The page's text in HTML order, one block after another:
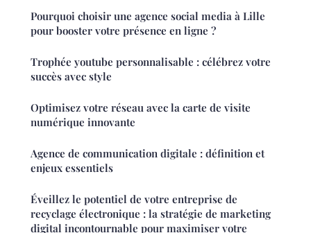
Pourquoi choisir une agence social media à Lille
pour booster votre présence en ligne ?
Trophée youtube personnalisable : célébrez votre
succès avec style
Optimisez votre réseau avec la carte de visite
numérique innovante
Agence de communication digitale : définition et
enjeux essentiels
Éveillez le potentiel de votre entreprise de
recyclage électronique : la stratégie de marketing
digital incontournable pour maximiser votre